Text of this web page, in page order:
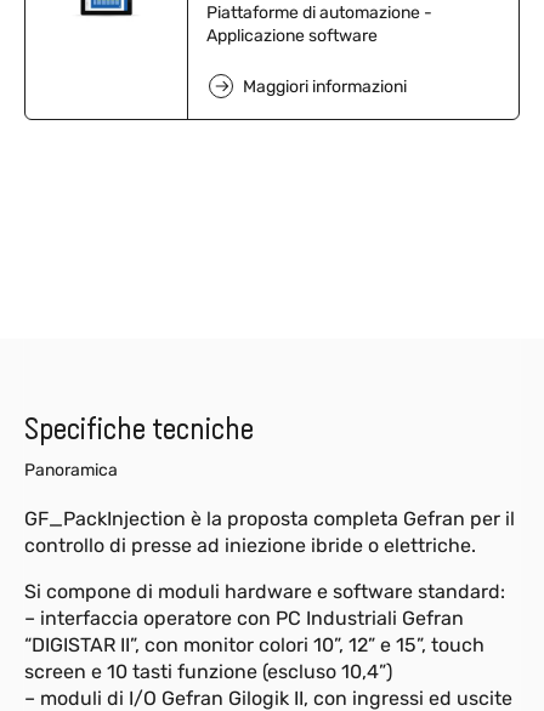
Piattaforme di automazione -
Applicazione software
Maggiori informazioni
Specifiche tecniche
Panoramica
GF_PackInjection è la proposta completa Gefran per il
controllo di presse ad iniezione ibride o elettriche.
Si compone di moduli hardware e software standard:
– interfaccia operatore con PC Industriali Gefran
“DIGISTAR II”, con monitor colori 10”, 12” e 15”, touch
screen e 10 tasti funzione (escluso 10,4”)
– moduli di I/O Gefran Gilogik II, con ingressi ed uscite